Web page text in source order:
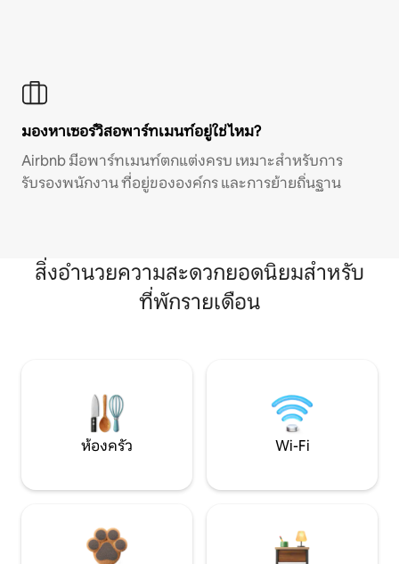
มองหาเซอร์วิสอพาร์ทเมนท์อยู่ใช่ไหม?
Airbnb มีอพาร์ทเมนท์ตกแต่งครบ เหมาะสำหรับการ
รับรองพนักงาน ที่อยู่ขององค์กร และการย้ายถิ่นฐาน
สิ่งอำนวยความสะดวกยอดนิยมสำหรับ
ที่พักรายเดือน
ห้องครัว Wi-Fi